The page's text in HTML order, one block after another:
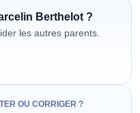
Berthelot ?
les autres parents.
OU CORRIGER ?